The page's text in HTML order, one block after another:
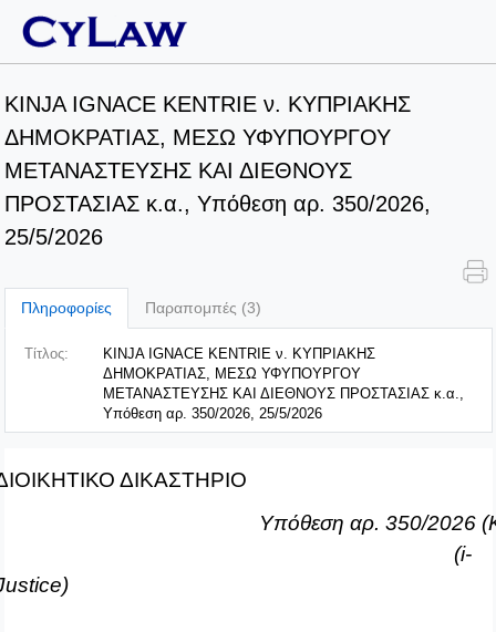
KINJA IGNACE KENTRIE ν. ΚΥΠΡΙΑΚΗΣ
ΔΗΜΟΚΡΑΤΙΑΣ, ΜΕΣΩ ΥΦΥΠΟΥΡΓΟΥ
ΜΕΤΑΝΑΣΤΕΥΣΗΣ ΚΑΙ ΔΙΕΘΝΟΥΣ
ΠΡΟΣΤΑΣΙΑΣ κ.α., Υπόθεση αρ. 350/2026,
25/5/2026
Πληροφορίες Παραπομπές (3)
Τίτλος:
KINJA IGNACE KENTRIE ν. ΚΥΠΡΙΑΚΗΣ
ΔΗΜΟΚΡΑΤΙΑΣ, ΜΕΣΩ ΥΦΥΠΟΥΡΓΟΥ
ΜΕΤΑΝΑΣΤΕΥΣΗΣ ΚΑΙ ΔΙΕΘΝΟΥΣ ΠΡΟΣΤΑΣΙΑΣ κ.α.,
Υπόθεση αρ. 350/2026, 25/5/2026
ΔΙΚΑΣΤΗΡΙΟ
Υπόθεση αρ. 350/2026
i-
)